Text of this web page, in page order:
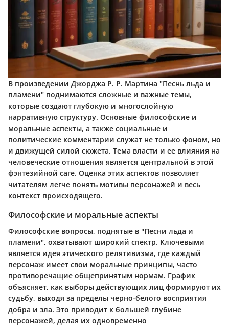
В произведении Джорджа Р. Р. Мартина "Песнь льда и
пламени" поднимаются сложные и важные темы,
которые создают глубокую и многослойную
нарративную структуру. Основные философские и
моральные аспекты, а также социальные и
политические комментарии служат не только фоном, но
и движущей силой сюжета. Тема власти и ее влияния на
человеческие отношения является центральной в этой
фэнтезийной саге. Оценка этих аспектов позволяет
читателям легче понять мотивы персонажей и весь
контекст происходящего.
Философские и моральные аспекты
Философские вопросы, поднятые в "Песни льда и
пламени", охватывают широкий спектр. Ключевыми
является идея этического релятивизма, где каждый
персонаж имеет свои моральные принципы, часто
противоречащие общепринятым нормам. График
объясняет, как выборы действующих лиц формируют их
судьбу, выходя за пределы черно-белого восприятия
добра и зла. Это приводит к большей глубине
персонажей, делая их одновременно